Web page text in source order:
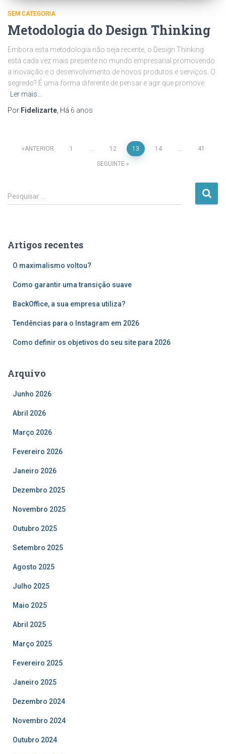
SEM CATEGORIA
Metodologia do Design Thinking
Embora esta metodologia não seja recente, o Design Thinking
está cada vez mais presente no mundo empresarial promovendo
a inovação e o desenvolvimento de novos produtos e serviços. O
segredo? É uma forma diferente de pensar e agir que promove
Ler mais…
Por Fidelizarte , Há 6 anos
Paginação
conteúdos
ANTERIOR 1 12 13 14 41
SEGUINTE
P
e
i
Pesquisar …
Artigos recentes
O maximalismo voltou?
Como garantir uma transição suave
BackOffice, a sua empresa utiliza?
Tendências para o Instagram em 2026
Como definir os objetivos do seu site para 2026
Arquivo
Junho 2026
Abril 2026
Março 2026
Fevereiro 2026
Janeiro 2026
Dezembro 2025
Novembro 2025
Outubro 2025
Setembro 2025
Agosto 2025
Julho 2025
Maio 2025
Abril 2025
Março 2025
Fevereiro 2025
Janeiro 2025
Dezembro 2024
Novembro 2024
Outubro 2024